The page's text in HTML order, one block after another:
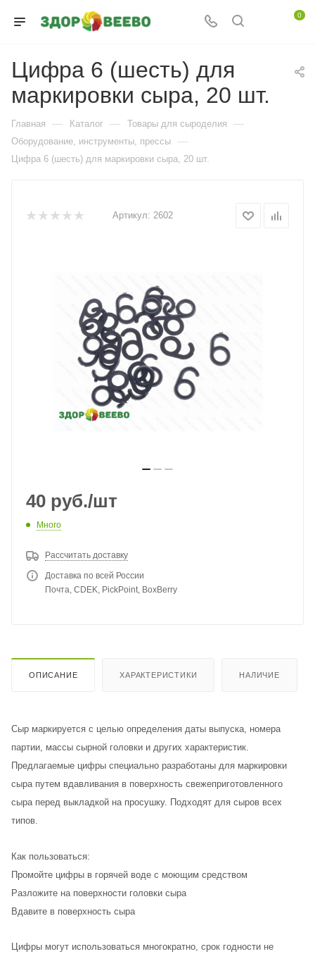
0
Цифра 6 (шесть) для
маркировки сыра, 20 шт.
Главная — Каталог — Товары для сыроделия —
Оборудование, инструменты, прессы —
Цифра 6 (шесть) для маркировки сыра, 20 шт.
Артикул: 2602
40 руб./шт
Много
Рассчитать доставку
Доставка по всей России
Почта, CDEK, PickPoint, BoxBerry
ОПИСАНИЕ ХАРАКТЕРИСТИКИ НАЛИЧИЕ
Сыр маркируется с целью определения даты выпуска, номера
партии, массы сырной головки и других характеристик.
Предлагаемые цифры специально разработаны для маркировки
сыра путем вдавливания в поверхность свежеприготовленного
сыра перед выкладкой на просушку. Подходят для сыров всех
типов.
Как пользоваться:
Промойте цифры в горячей воде с моющим средством
Разложите на поверхности головки сыра
Вдавите в поверхность сыра
Цифры могут использоваться многократно, срок годности не